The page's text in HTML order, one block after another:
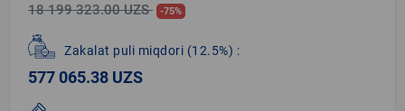
18 199 323.00 UZS -75%
Zakalat puli miqdori (12.5%) :
577 065.38 UZS